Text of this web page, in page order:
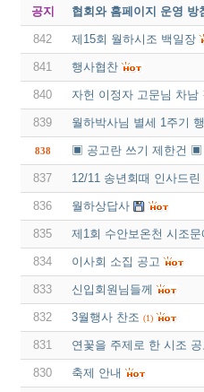
공지 협회와 홈페이지 운영 방
842 제15회 월하시조 백일장
841 행사협찬
840 자헌 이정자 고문님 차남
839 월하박사님 별세 1주기
838 ▣ 공고란 쓰기 제한건 ▣
837 12/11 송년회때 인사드
836 월하상답사
835 제1회 수안보온천 시조
834 이사회 소집 공고
833 신입회원님들께
832 3월행사 찬조 (1)
831 연꽃을 주제로 한 시조 공
830 축제 안내